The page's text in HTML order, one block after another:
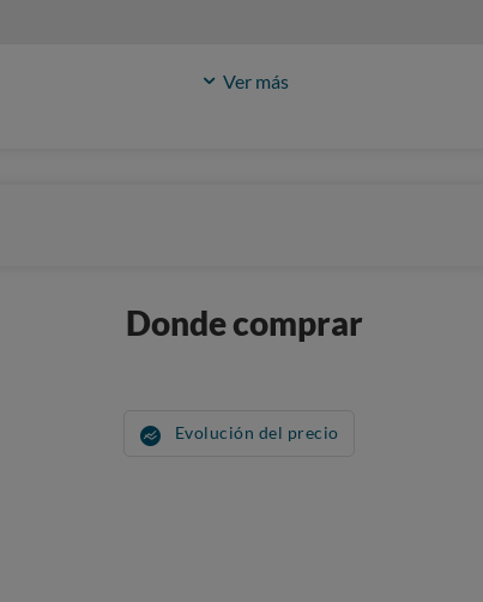
Ver más
Donde comprar
Evolución del precio